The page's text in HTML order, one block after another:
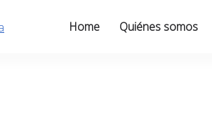
Home Quiénes somos